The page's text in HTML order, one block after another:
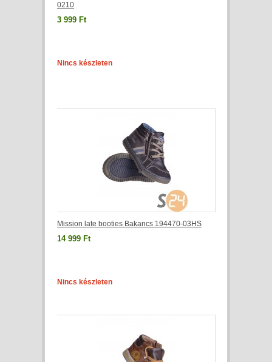
0210
3 999 Ft
Nincs készleten
Mission late booties Bakancs 194470-03HS
14 999 Ft
Nincs készleten